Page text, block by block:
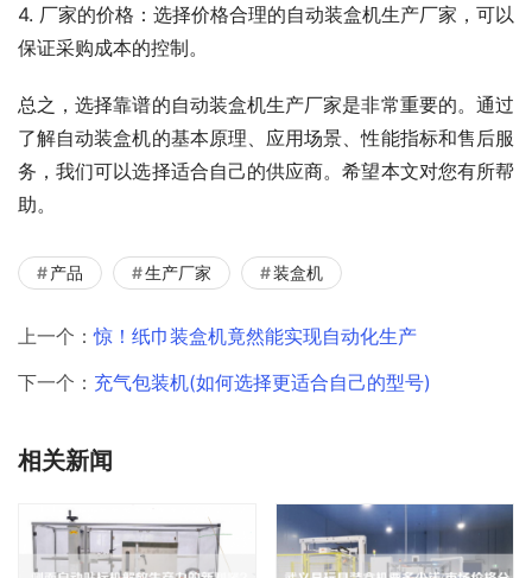
4. 厂家的价格：选择价格合理的自动装盒机生产厂家，可以
保证采购成本的控制。
总之，选择靠谱的自动装盒机生产厂家是非常重要的。通过
了解自动装盒机的基本原理、应用场景、性能指标和售后服
务，我们可以选择适合自己的供应商。希望本文对您有所帮
助。
产品 生产厂家 装盒机
上一个：惊！纸巾装盒机竟然能实现自动化生产
下一个： 充气包装机(如何选择更适合自己的型号)
相关新闻